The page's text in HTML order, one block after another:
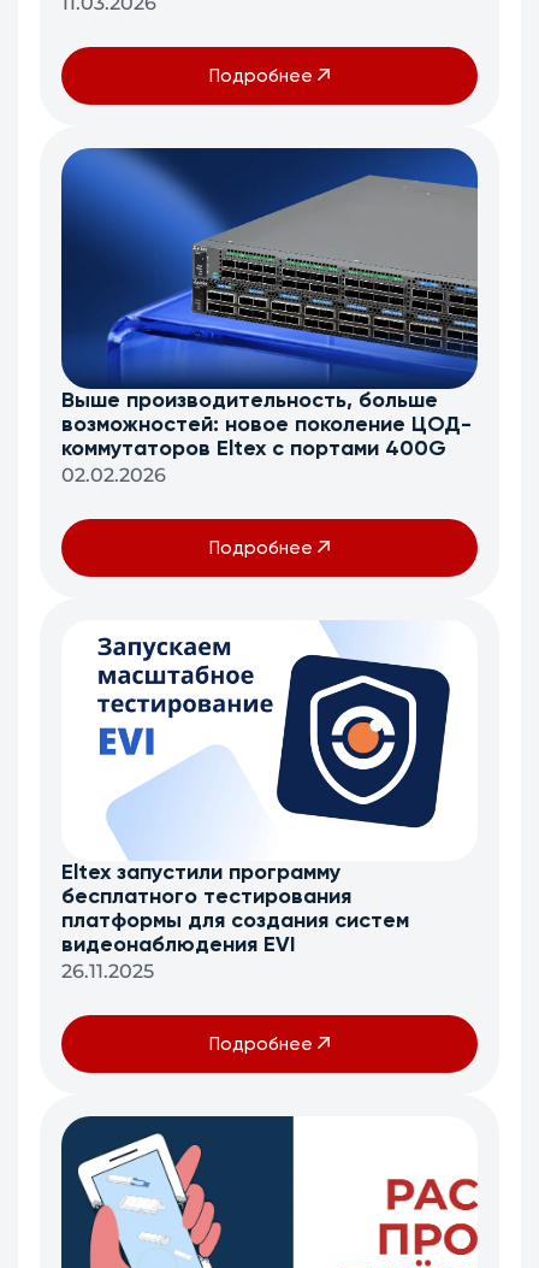
Подробнее
Выше производительность, больше
возможностей: новое поколение ЦОД-
коммутаторов Eltex c портами 400G
02.02.2026
Подробнее
Eltex запустили программу
бесплатного тестирования
платформы для создания систем
видеонаблюдения EVI
26.11.2025
Подробнее